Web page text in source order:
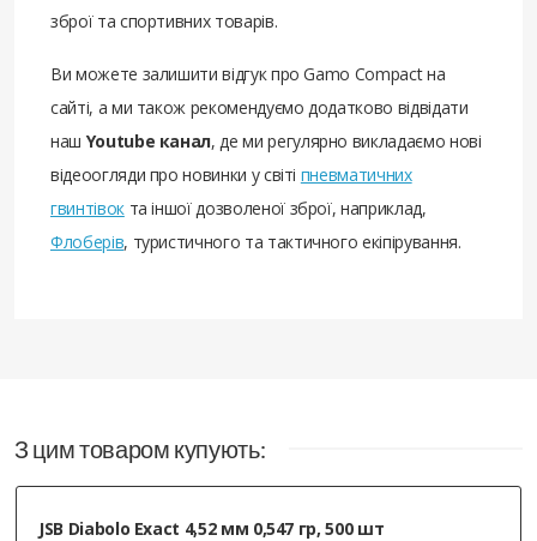
зброї та спортивних товарів.
Ви можете залишити відгук про Gamo Compact на
сайті, а ми також рекомендуємо додатково відвідати
наш Youtube канал, де ми регулярно викладаємо нові
відеоогляди про новинки у світі пневматичних
гвинтівокта іншої дозволеної зброї, наприклад,
Флоберів, туристичного та тактичного екіпірування.
З цим товаром купують:
JSB Diabolo Exact 4,52 мм 0,547 гр, 500 шт